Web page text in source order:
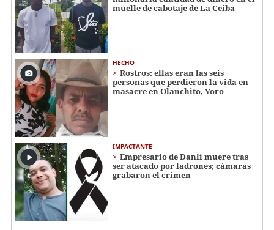
muelle de cabotaje de La Ceiba
HECHO
Rostros: ellas eran las seis
personas que perdieron la vida en
masacre en Olanchito, Yoro
IMPACTANTE
Empresario de Danlí muere tras
ser atacado por ladrones; cámaras
grabaron el crimen